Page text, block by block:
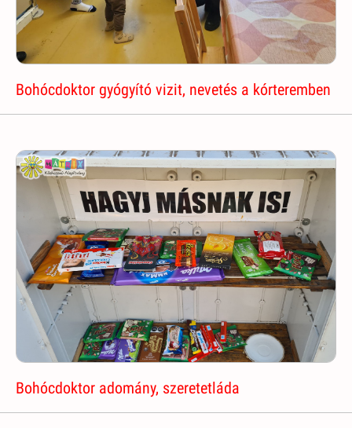
Bohócdoktor gyógyító vizit, nevetés a kórteremben
Bohócdoktor adomány, szeretetláda